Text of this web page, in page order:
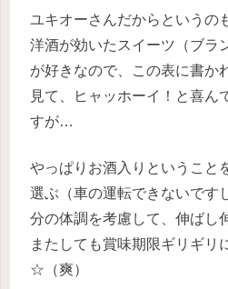
ユキオーさんだからというの
洋酒が効いたスイーツ（ブラ
が好きなので、この表に書か
見て、ヒャッホーイ！と喜ん
すが…
やっぱりお酒入りということ
選ぶ（車の運転できないです
分の体調を考慮して、伸ばし
またしても賞味期限ギリギリ
☆（爽）